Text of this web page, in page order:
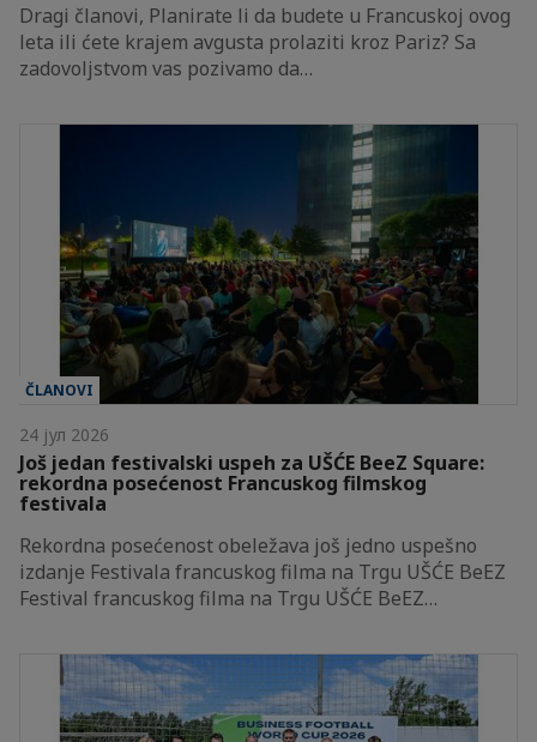
Dragi članovi, Planirate li da budete u Francuskoj ovog
leta ili ćete krajem avgusta prolaziti kroz Pariz? Sa
zadovoljstvom vas pozivamo da…
ČLANOVI
24 јул 2026
Još jedan festivalski uspeh za UŠĆE BeeZ Square:
rekordna posećenost Francuskog filmskog
festivala
Rekordna posećenost obeležava još jedno uspešno
izdanje Festivala francuskog filma na Trgu UŠĆE BeEZ
Festival francuskog filma na Trgu UŠĆE BeEZ…